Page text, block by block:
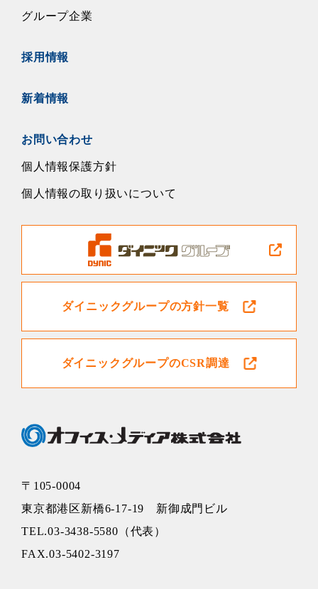
グループ企業
採用情報
新着情報
お問い合わせ
個人情報保護方針
個人情報の取り扱いについて
ダイニックグループの方針一覧
ダイニックグループのCSR調達
〒105-0004
東京都港区新橋6-17-19 新御成門ビル
TEL.03-3438-5580（代表）
FAX.03-5402-3197